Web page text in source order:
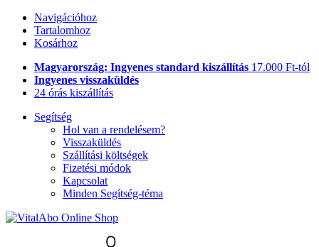
Navigációhoz
Tartalomhoz
Kosárhoz
Magyarország: Ingyenes standard kiszállítás 17.000 Ft-tól
Ingyenes visszaküldés
24 órás kiszállítás
Segítség
Hol van a rendelésem?
Visszaküldés
Szállítási költségek
Fizetési módok
Kapcsolat
Minden Segítség-téma